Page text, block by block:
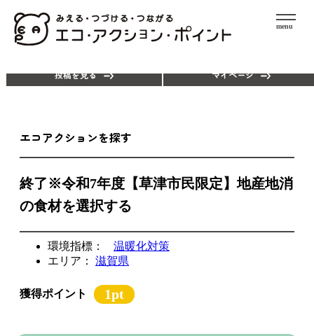
menu
投稿を見る
マイページ
エコアクションを探す
終了※令和7年度【草津市民限定】地産地消
の食材を選択する
環境指標：
温暖化対策
エリア： 滋賀県
獲得ポイント 1pt